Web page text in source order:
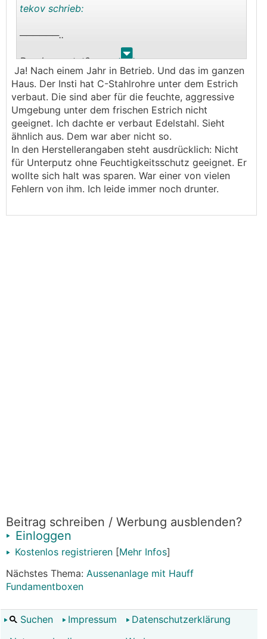
. .
tekov schrieb:
──────..
Durchgerostet?
Ja! Nach einem Jahr in Betrieb. Und das im ganzen
Haus. Der Insti hat C-Stahlrohre unter dem Estrich
verbaut. Die sind aber für die feuchte, aggressive
Umgebung unter dem frischen Estrich nicht
geeignet. Ich dachte er verbaut Edelstahl. Sieht
ähnlich aus. Dem war aber nicht so.
In den Herstellerangaben steht ausdrücklich: Nicht
für Unterputz ohne Feuchtigkeitsschutz geeignet. Er
wollte sich halt was sparen. War einer von vielen
Fehlern von ihm. Ich leide immer noch drunter.
Beitrag schreiben / Werbung ausblenden?
Einloggen
Kostenlos registrieren [Mehr Infos]
Nächstes Thema: Aussenanlage mit Hauff
Fundamentboxen
Suchen Impressum
Datenschutzerklärung